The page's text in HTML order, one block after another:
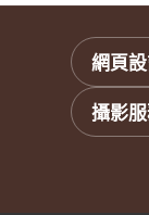
網頁
攝影